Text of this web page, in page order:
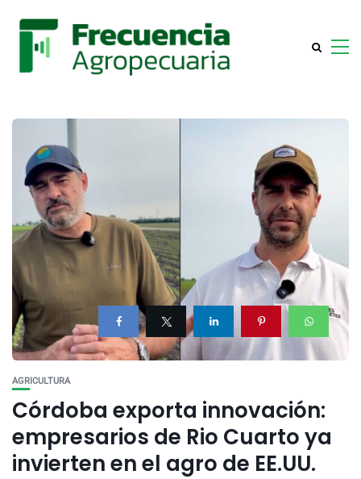
AGRICULTURA
Córdoba exporta innovación:
empresarios de Rio Cuarto ya
invierten en el agro de EE.UU.